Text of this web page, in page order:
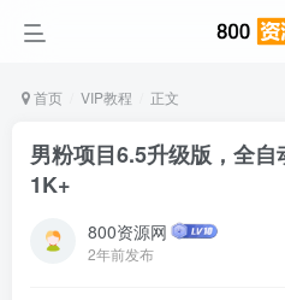
首页 VIP教程 正文
男粉项目6.5升级版，全
1K+
800资源网
2年前发布